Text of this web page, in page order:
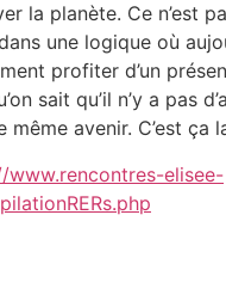
la planète. Ce n’est
une logique où
profiter d’un
sait qu’il n’y a pas
avenir. C’est ça
www.rencontres-elisee-